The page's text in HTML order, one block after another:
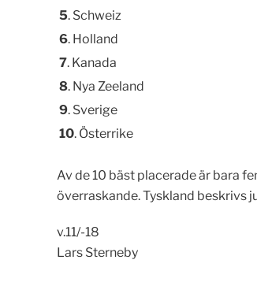
5. Schweiz
6. Holland
7. Kanada
8. Nya Zeeland
9. Sverige
10. Österrike
Av de 10 bäst placerade är bara
överraskande. Tyskland beskrivs
v.11/-18
Lars Sterneby